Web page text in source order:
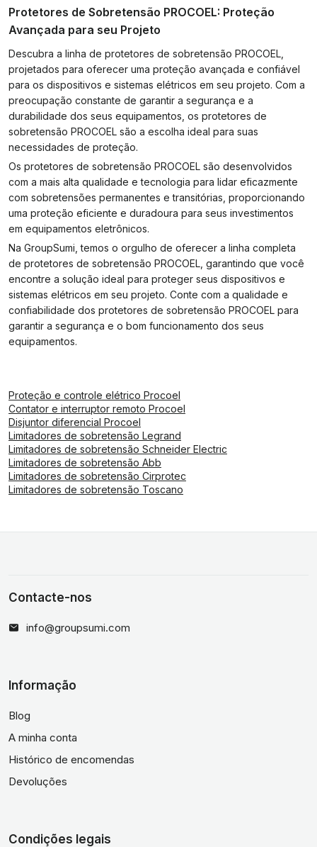
Protetores de Sobretensão PROCOEL: Proteção
Avançada para seu Projeto
Descubra a linha de protetores de sobretensão PROCOEL,
projetados para oferecer uma proteção avançada e confiável
para os dispositivos e sistemas elétricos em seu projeto. Com a
preocupação constante de garantir a segurança e a
durabilidade dos seus equipamentos, os protetores de
sobretensão PROCOEL são a escolha ideal para suas
necessidades de proteção.
Os protetores de sobretensão PROCOEL são desenvolvidos
com a mais alta qualidade e tecnologia para lidar eficazmente
com sobretensões permanentes e transitórias, proporcionando
uma proteção eficiente e duradoura para seus investimentos
em equipamentos eletrônicos.
Na GroupSumi, temos o orgulho de oferecer a linha completa
de protetores de sobretensão PROCOEL, garantindo que você
encontre a solução ideal para proteger seus dispositivos e
sistemas elétricos em seu projeto. Conte com a qualidade e
confiabilidade dos protetores de sobretensão PROCOEL para
garantir a segurança e o bom funcionamento dos seus
equipamentos.
Proteção e controle elétrico Procoel
Contator e interruptor remoto Procoel
Disjuntor diferencial Procoel
Limitadores de sobretensão Legrand
Limitadores de sobretensão Schneider Electric
Limitadores de sobretensão Abb
Limitadores de sobretensão Cirprotec
Limitadores de sobretensão Toscano
Contacte-nos
info@groupsumi.com
Informação
Blog
A minha conta
Histórico de encomendas
Devoluções
Condições legais